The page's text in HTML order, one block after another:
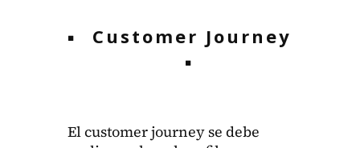
Customer Journey
El cus­tomer jour­ney se debe